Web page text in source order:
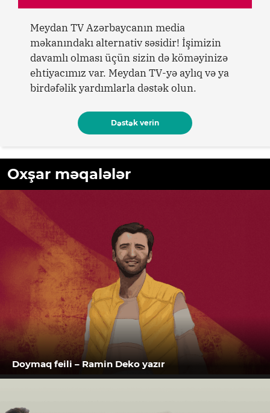
Meydan TV Azərbaycanın media
məkanındakı alternativ səsidir! İşimizin
davamlı olması üçün sizin də köməyinizə
ehtiyacımız var. Meydan TV-yə aylıq və ya
birdəfəlik yardımlarla dəstək olun.
Dəstək verin
Oxşar məqalələr
Doymaq feili – Ramin Deko yazır